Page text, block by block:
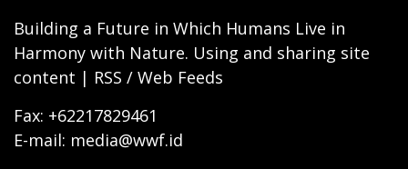
Building a Future in Which Humans Live in
Harmony with Nature. Using and sharing site
content | RSS / Web Feeds
Fax: +62217829461
E-mail: media@wwf.id